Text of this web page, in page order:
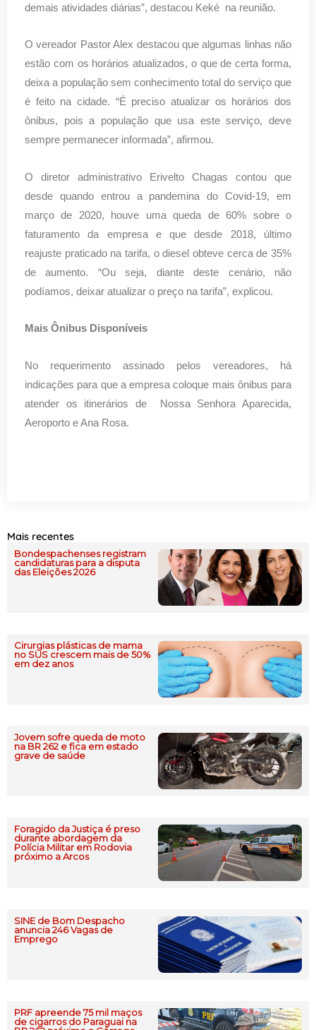
demais atividades diárias”, destacou Keké na reunião.
O vereador Pastor Alex destacou que algumas linhas não
estão com os horários atualizados, o que de certa forma,
deixa a população sem conhecimento total do serviço que
é feito na cidade. “É preciso atualizar os horários dos
ônibus, pois a população que usa este serviço, deve
sempre permanecer informada”, afirmou.
O diretor administrativo Erivelto Chagas contou que
desde quando entrou a pandemina do Covid-19, em
março de 2020, houve uma queda de 60% sobre o
faturamento da empresa e que desde 2018, último
reajuste praticado na tarifa, o diesel obteve cerca de 35%
de aumento. “Ou seja, diante deste cenário, não
podíamos, deixar atualizar o preço na tarifa”, explicou.
Mais Ônibus Disponíveis
No requerimento assinado pelos vereadores, há
indicações para que a empresa coloque mais ônibus para
atender os itinerários de Nossa Senhora Aparecida,
Aeroporto e Ana Rosa.
Mais recentes
Bondespachenses registram
candidaturas para a disputa
das Eleições 2026
Cirurgias plásticas de mama
no SUS crescem mais de 50%
em dez anos
Jovem sofre queda de moto
na BR 262 e fica em estado
grave de saúde
Foragido da Justiça é preso
durante abordagem da
Polícia Militar em Rodovia
próximo a Arcos
SINE de Bom Despacho
anuncia 246 Vagas de
Emprego
PRF apreende 75 mil maços
de cigarros do Paraguai na